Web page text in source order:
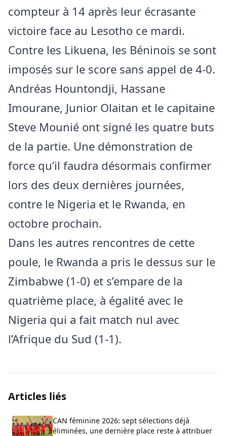
compteur à 14 après leur écrasante
victoire face au Lesotho ce mardi.
Contre les Likuena, les Béninois se sont
imposés sur le score sans appel de 4-0.
Andréas Hountondji, Hassane
Imourane, Junior Olaitan et le capitaine
Steve Mounié ont signé les quatre buts
de la partie. Une démonstration de
force qu’il faudra désormais confirmer
lors des deux dernières journées,
contre le Nigeria et le Rwanda, en
octobre prochain.
Dans les autres rencontres de cette
poule, le Rwanda a pris le dessus sur le
Zimbabwe (1-0) et s’empare de la
quatrième place, à égalité avec le
Nigeria qui a fait match nul avec
l’Afrique du Sud (1-1).
Articles liés
CAN féminine 2026: sept sélections déjà
éliminées, une dernière place reste à attribuer